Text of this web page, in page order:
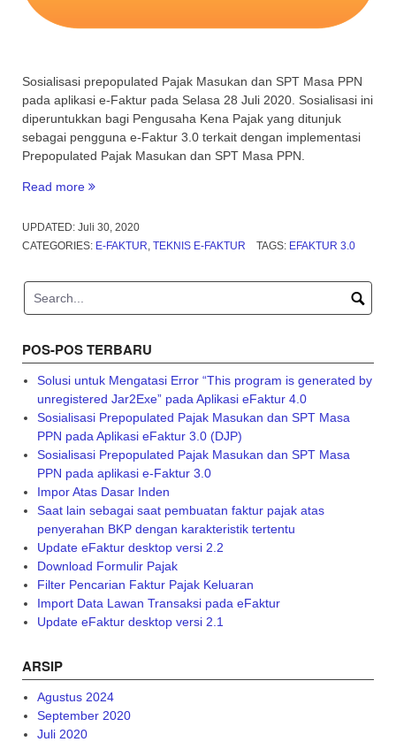
Sosialisasi prepopulated Pajak Masukan dan SPT Masa PPN
pada aplikasi e-Faktur pada Selasa 28 Juli 2020. Sosialisasi ini
diperuntukkan bagi Pengusaha Kena Pajak yang ditunjuk
sebagai pengguna e-Faktur 3.0 terkait dengan implementasi
Prepopulated Pajak Masukan dan SPT Masa PPN.
Read more “Sosialisasi
Pajak
Masukan
SPT
PPN
aplikasi
UPDATED: Juli 30, 2020
CATEGORIES: E-FAKTUR, TEKNIS E-FAKTUR TAGS: EFAKTUR 3.0
POS-POS TERBARU
Solusi untuk Mengatasi Error “This program is generated by
unregistered Jar2Exe” pada Aplikasi eFaktur 4.0
Sosialisasi Prepopulated Pajak Masukan dan SPT Masa
PPN pada Aplikasi eFaktur 3.0 (DJP)
Sosialisasi Prepopulated Pajak Masukan dan SPT Masa
PPN pada aplikasi e-Faktur 3.0
Impor Atas Dasar Inden
Saat lain sebagai saat pembuatan faktur pajak atas
penyerahan BKP dengan karakteristik tertentu
Update eFaktur desktop versi 2.2
Download Formulir Pajak
Filter Pencarian Faktur Pajak Keluaran
Import Data Lawan Transaksi pada eFaktur
Update eFaktur desktop versi 2.1
ARSIP
Agustus 2024
September 2020
Juli 2020